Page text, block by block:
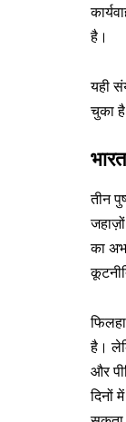
है।
यही
चुका
तीन
का
है।
और
दिनों